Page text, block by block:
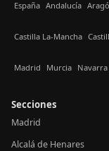
España Andalucía
Castilla La-Mancha
Madrid Murcia Navarra
Secciones
Madrid
Alcalá de Henares